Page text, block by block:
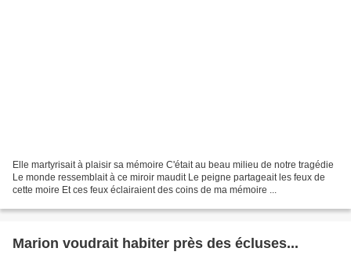
Elle martyrisait à plaisir sa mémoire C'était au beau milieu de notre tragédie
Le monde ressemblait à ce miroir maudit Le peigne partageait les feux de
cette moire Et ces feux éclairaient des coins de ma mémoire ...
Marion voudrait habiter près des écluses...